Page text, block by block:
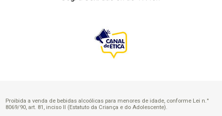
Proibida a venda de bebidas alcoólicas para menores de idade, conforme Lei n.°
8069/90, art. 81, inciso II (Estatuto da Criança e do Adolescente).